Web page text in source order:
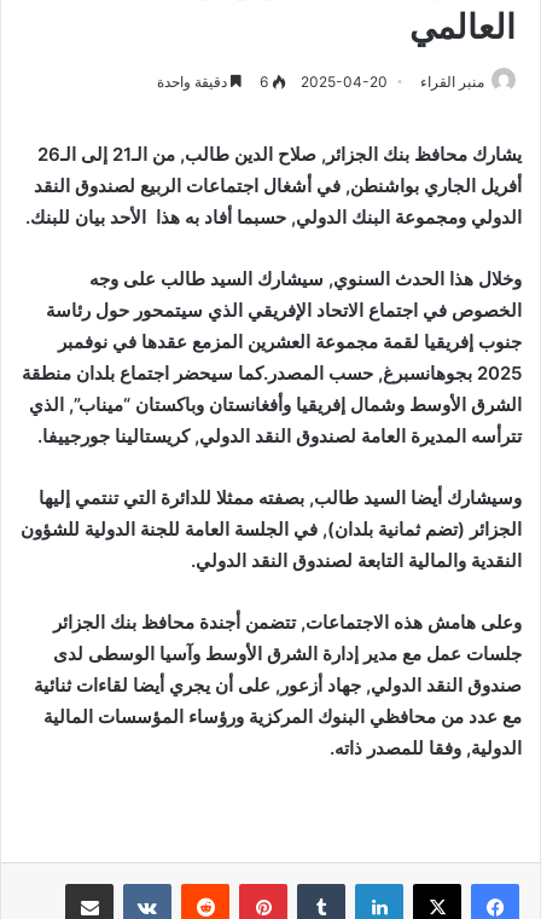
العالمي
منبر القراء 2025-04-20
6 دقيقة واحدة
يشارك محافظ بنك الجزائر, صلاح الدين طالب, من الـ21 إلى الـ26
أفريل الجاري بواشنطن, في أشغال اجتماعات الربيع لصندوق النقد
الدولي ومجموعة البنك الدولي, حسبما أفاد به هذا الأحد بيان للبنك.
وخلال هذا الحدث السنوي, سيشارك السيد طالب على وجه
الخصوص في اجتماع الاتحاد الإفريقي الذي سيتمحور حول رئاسة
جنوب إفريقيا لقمة مجموعة العشرين المزمع عقدها في نوفمبر
2025 بجوهانسبرغ, حسب المصدر.كما سيحضر اجتماع بلدان منطقة
الشرق الأوسط وشمال إفريقيا وأفغانستان وباكستان “ميناب”, الذي
تترأسه المديرة العامة لصندوق النقد الدولي, كريستالينا جورجييفا.
وسيشارك أيضا السيد طالب, بصفته ممثلا للدائرة التي تنتمي إليها
الجزائر (تضم ثمانية بلدان), في الجلسة العامة للجنة الدولية للشؤون
النقدية والمالية التابعة لصندوق النقد الدولي.
وعلى هامش هذه الاجتماعات, تتضمن أجندة محافظ بنك الجزائر
جلسات عمل مع مدير إدارة الشرق الأوسط وآسيا الوسطى لدى
صندوق النقد الدولي, جهاد أزعور, على أن يجري أيضا لقاءات ثنائية
مع عدد من محافظي البنوك المركزية ورؤساء المؤسسات المالية
الدولية, وفقا للمصدر ذاته.
لينكدإن بينتيريست